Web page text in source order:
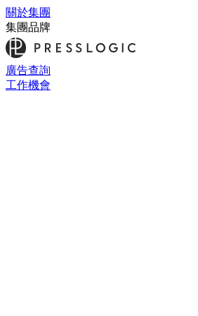
關於集團
集團品牌
廣告查詢
工作機會